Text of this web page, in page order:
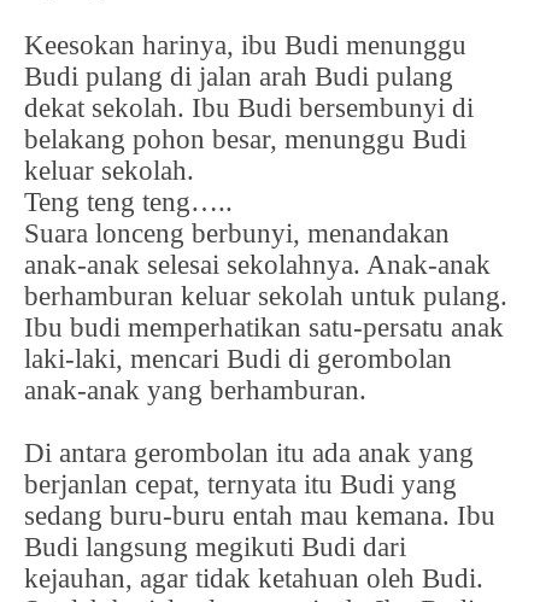
Keesokan harinya, ibu Budi menunggu
Budi pulang di jalan arah Budi pulang
dekat sekolah. Ibu Budi bersembunyi di
belakang pohon besar, menunggu Budi
keluar sekolah.
Teng teng teng…..
Suara lonceng berbunyi, menandakan
anak-anak selesai sekolahnya. Anak-anak
berhamburan keluar sekolah untuk pulang.
Ibu budi memperhatikan satu-persatu anak
laki-laki, mencari Budi di gerombolan
anak-anak yang berhamburan.
Di antara gerombolan itu ada anak yang
berjanlan cepat, ternyata itu Budi yang
sedang buru-buru entah mau kemana. Ibu
Budi langsung megikuti Budi dari
kejauhan, agar tidak ketahuan oleh Budi.